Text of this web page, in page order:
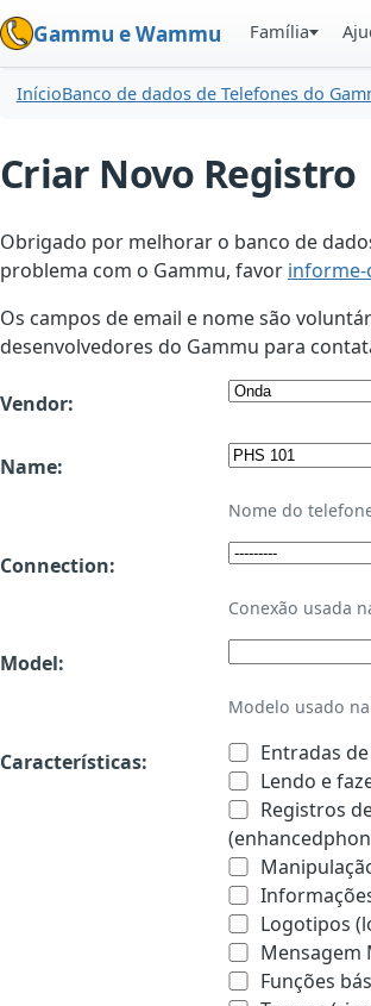
Gammu e Wammu Família
InícioBanco de dados de Telefones do
Criar Novo Registro
Obrigado por melhorar o banco de
problema com o Gammu, favor informe-
Os campos de email e nome são
desenvolvedores do Gammu para
Vendor:
Name:
Nome do
Connection:
Conexão usada
Model:
Modelo usado
Características:
Entradas
Lendo e
Registros
Logotipos
Mensagem
Funções